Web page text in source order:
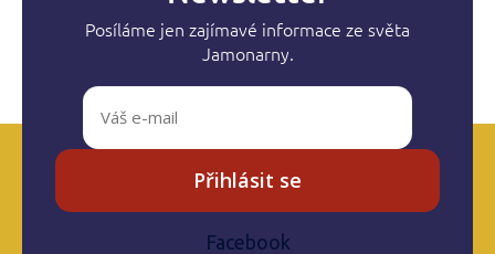
Posíláme jen zajímavé informace ze světa
Jamonarny.
Přihlásit se
Facebook